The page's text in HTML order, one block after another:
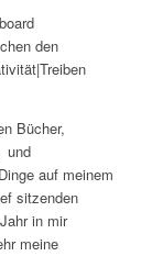
Bücher,
und
auf meinem
sitzenden
in mir
meine